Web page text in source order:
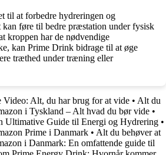
til at forbedre hydreringen og
føre til bedre præstation under fysisk
kroppen har de nødvendige
kan Prime Drink bidrage til at øge
træthed under træning eller
Video: Alt, du har brug for at vide • Alt du
i Tyskland – Alt hvad du bør vide •
Ultimative Guide til Energi og Hydrering •
Prime i Danmark • Alt du behøver at
i Danmark: En omfattende guide til